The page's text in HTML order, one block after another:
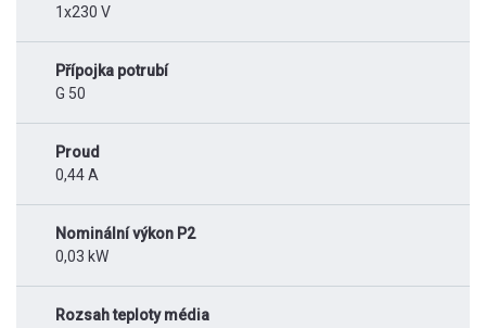
1x230 V
Přípojka potrubí
G 50
Proud
0,44 A
Nominální výkon P2
0,03 kW
Rozsah teploty média